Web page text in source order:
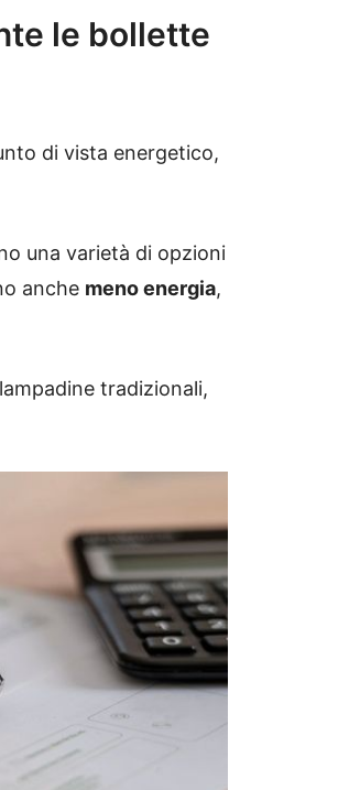
le bollette
di vista energetico,
una varietà di opzioni
anche meno energia,
tradizionali,